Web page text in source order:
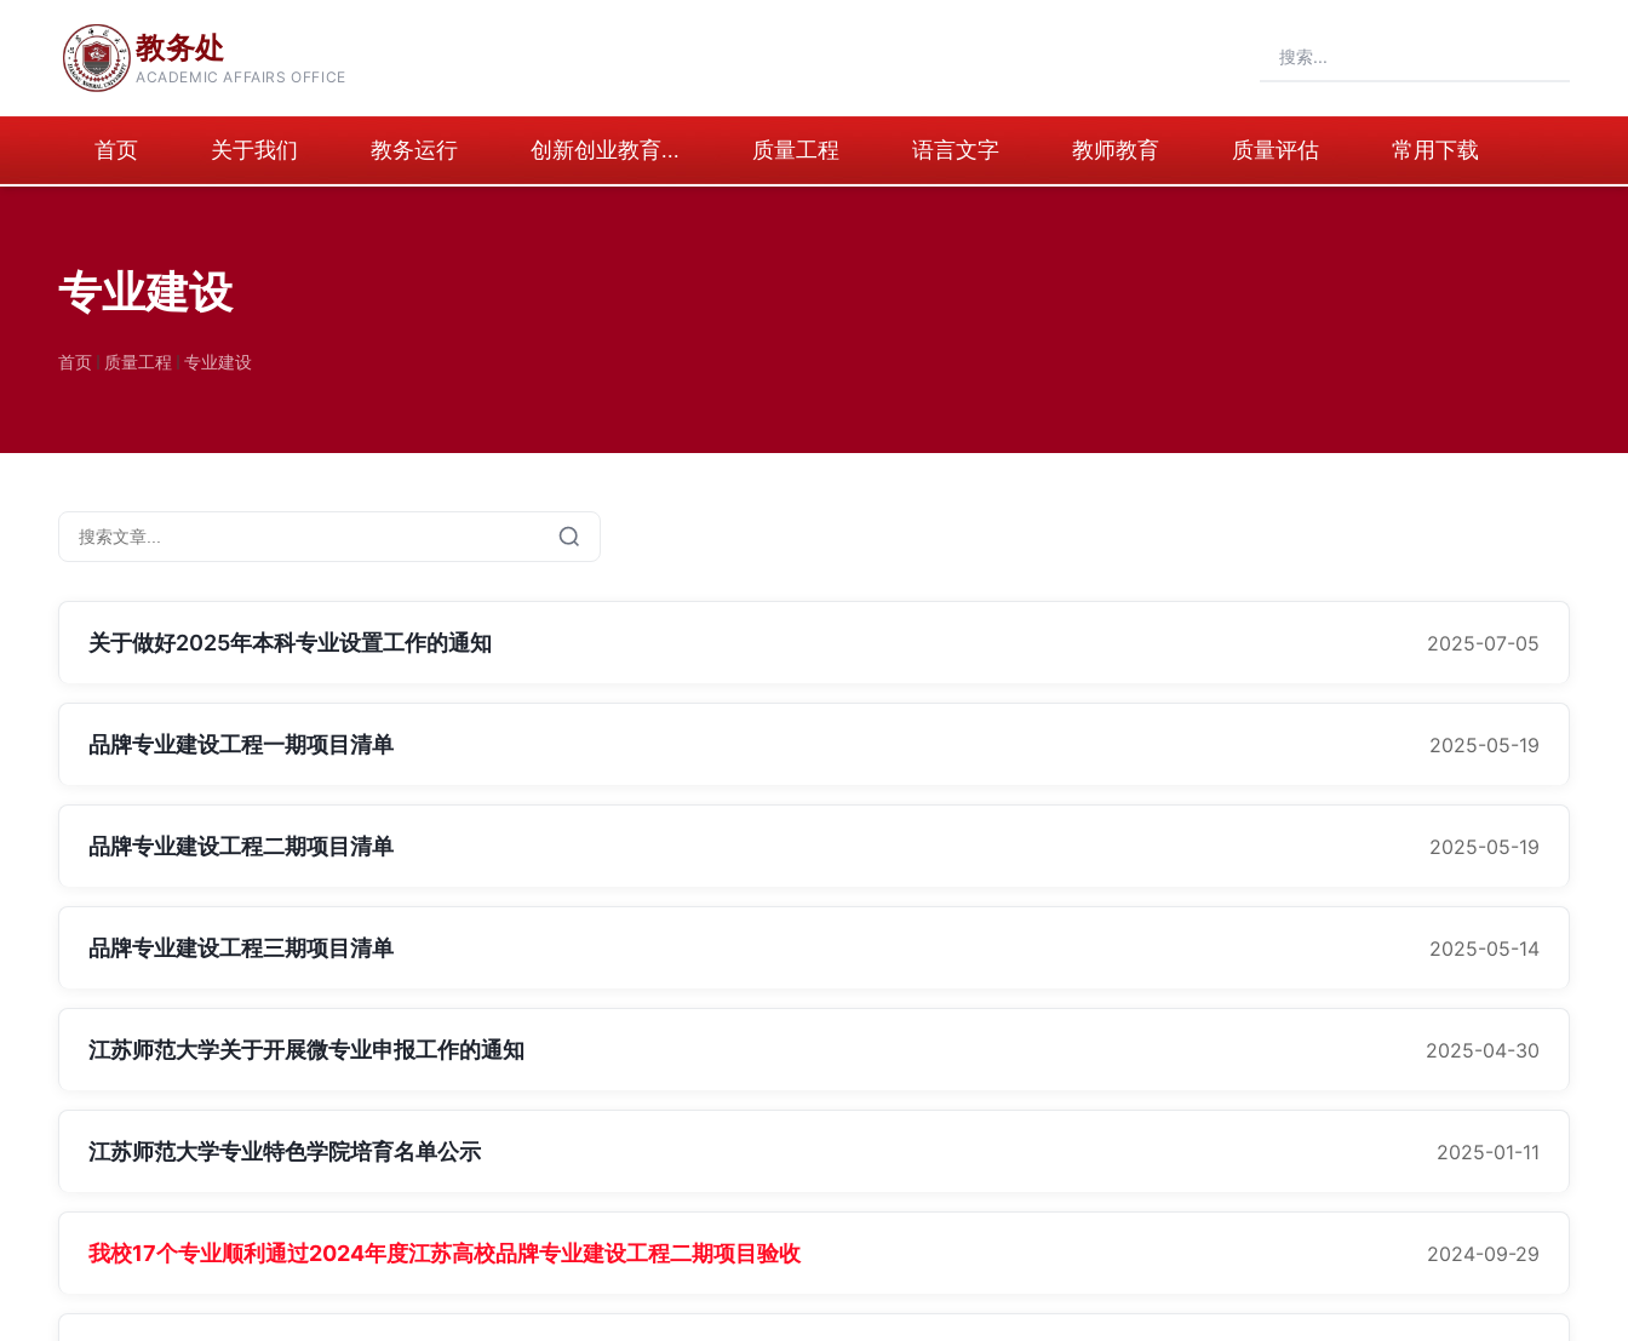
教务处
ACADEMIC AFFAIRS OFFICE
首页 关于我们 教务运行 创新创业教育... 质量工程 语言文字 教师教育 质量评估 常用下载
专业建设
首页 质量工程 专业建设
关于做好2025年本科专业设置工作的通知 2025-07-05
品牌专业建设工程一期项目清单 2025-05-19
品牌专业建设工程二期项目清单 2025-05-19
品牌专业建设工程三期项目清单 2025-05-14
江苏师范大学关于开展微专业申报工作的通知 2025-04-30
江苏师范大学专业特色学院培育名单公示 2025-01-11
我校17个专业顺利通过2024年度江苏高校品牌专业建设工程二期项目验收 2024-09-29